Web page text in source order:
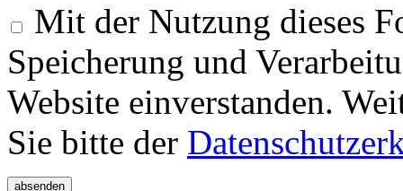
Mit der Nutzung dieses
Speicherung und
Website einverstanden.
Sie bitte der